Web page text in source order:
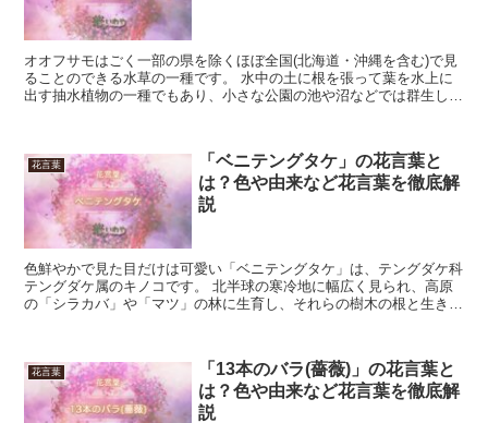
オオフサモはごく一部の県を除くほぼ全国(北海道・沖縄を含む)で見
ることのできる水草の一種です。 水中の土に根を張って葉を水上に
出す抽水植物の一種でもあり、小さな公園の池や沼などでは群生し水
花言葉
「ベニテングタケ」の花言葉と
は？色や由来など花言葉を徹底解
説
色鮮やかで見た目だけは可愛い「ベニテングタケ」は、テングダケ科
テングダケ属のキノコです。 北半球の寒冷地に幅広く見られ、高原
の「シラカバ」や「マツ」の林に生育し、それらの樹木の根と生きる
花言葉
「13本のバラ(薔薇)」の花言葉と
は？色や由来など花言葉を徹底解
説